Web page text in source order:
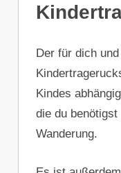
Der für dich
Kindes
die du
Wanderung.